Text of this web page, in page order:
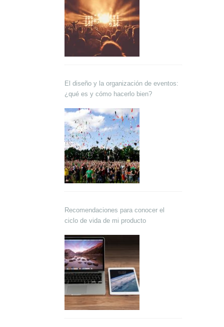
El diseño y la organización de eventos:
¿qué es y cómo hacerlo bien?
Recomendaciones para conocer el
ciclo de vida de mi producto